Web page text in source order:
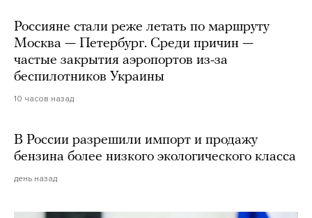
Россияне стали реже летать по маршруту
Москва — Петербург. Среди причин —
частые закрытия аэропортов из-за
беспилотников Украины
10 часов назад
В России разрешили импорт и продажу
бензина более низкого экологического класса
день назад